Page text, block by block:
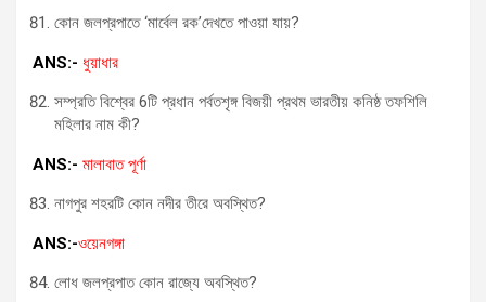
কোন জলপ্রপাতে ‘মার্বেল রক’দেখতে পাওয়া যায়?
ANS:- ধুয়াধার
সম্প্রতি বিশ্বের 6টি প্রধান পর্বতশৃঙ্গ বিজয়ী প্রথম ভারতীয় কনিষ্ঠ তফশিলি
মহিলার নাম কী?
ANS:- মালাবাত পূর্ণা
নাগপুর শহরটি কোন নদীর তীরে অবস্থিত?
ANS:-ওয়েনগঙ্গা
লোধ জলপ্রপাত কোন রাজ্যে অবস্থিত?